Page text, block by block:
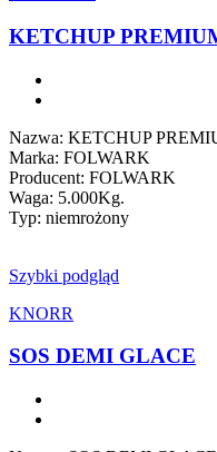
KETCHUP
Nazwa: KETCHUP
Marka: FOLWARK
Producent: FOLWARK
Waga: 5.000Kg.
Typ: niemrożony
Szybki podgląd
KNORR
SOS DEMI GLACE